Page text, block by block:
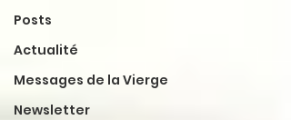
Posts
Actualité
Messages de la Vierge
Newsletter